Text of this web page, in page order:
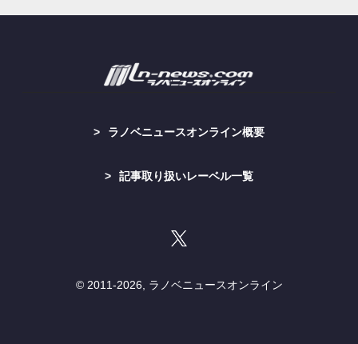
ラノベニュースオンライン概要
記事取り扱いレーベル一覧
© 2011-2026, ラノベニュースオンライン